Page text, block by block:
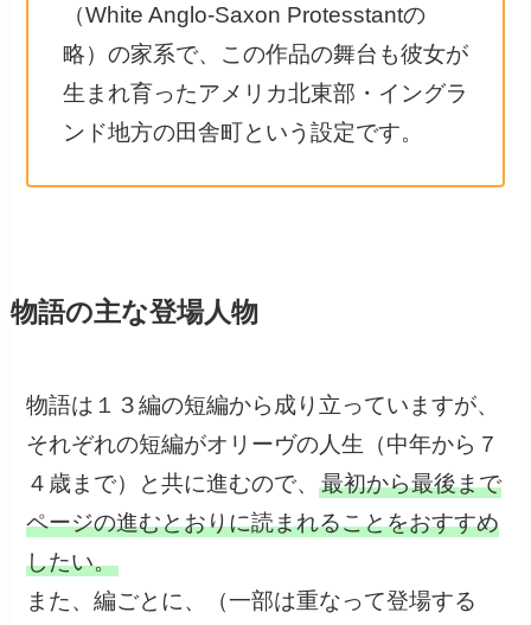
（White Anglo-Saxon Protesstantの
略）の家系で、この作品の舞台も彼女が
生まれ育ったアメリカ北東部・イングラ
ンド地方の田舎町という設定です。
物語の主な登場人物
物語は１３編の短編から成り立っていますが、
それぞれの短編がオリーヴの人生（中年から７
４歳まで）と共に進むので、最初から最後まで
ページの進むとおりに読まれることをおすすめ
したい。
また、編ごとに、（一部は重なって登場する